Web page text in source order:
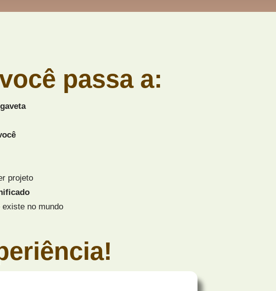
passa a:
projeto
no mundo